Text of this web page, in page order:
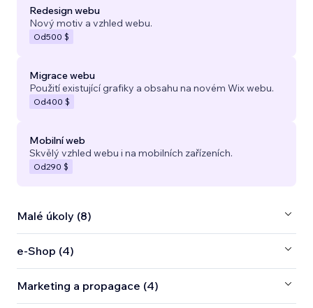
Redesign webu
Nový motiv a vzhled webu.
Od500 $
Migrace webu
Použití existující grafiky a obsahu na novém Wix webu.
Od400 $
Mobilní web
Skvělý vzhled webu i na mobilních zařízeních.
Od290 $
Malé úkoly (8)
e‑Shop (4)
Marketing a propagace (4)